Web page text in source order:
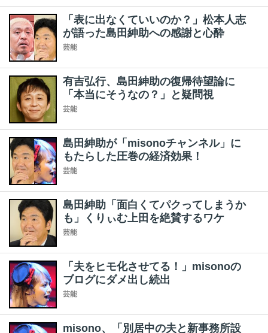
「表に出なくていいのか？」松本人志
が語った島田紳助への感謝と心酔
芸能
有吉弘行、島田紳助の復帰待望論に
「本当にそうなの？」と疑問視
芸能
島田紳助が「misonoチャンネル」に
もたらした圧巻の経済効果！
芸能
島田紳助「面白くてパクってしまうか
も」くりぃむ上田を絶賛するワケ
芸能
「夫をヒモ化させてる！」misonoの
ブログにダメ出し続出
芸能
misono、「別居中の夫と新事務所設